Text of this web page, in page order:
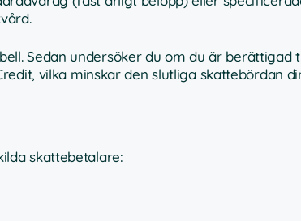
Sedan undersöker du om du är berättigad
vilka minskar den slutliga skattebördan
skattebetalare: